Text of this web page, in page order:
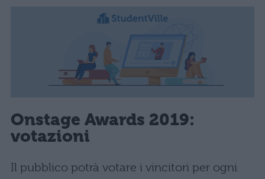
Onstage Awards 2019:
votazioni
Il pubblico potrà votare i vincitori per ogni